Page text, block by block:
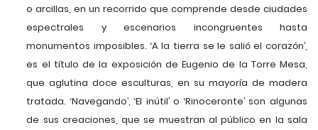
o arcillas, en un recorrido que comprende desde ciudades
espectrales y escenarios incongruentes hasta
monumentos imposibles. ‘A la tierra se le salió el corazón’,
es el título de la exposición de Eugenio de la Torre Mesa,
que aglutina doce esculturas, en su mayoría de madera
tratada. ‘Navegando’, ‘El inútil’ o ‘Rinoceronte’ son algunas
de sus creaciones, que se muestran al público en la sala